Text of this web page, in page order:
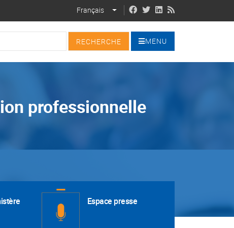
Français LIST ADDITIONAL ACTIONS
MENU
professionnelle
Espace presse